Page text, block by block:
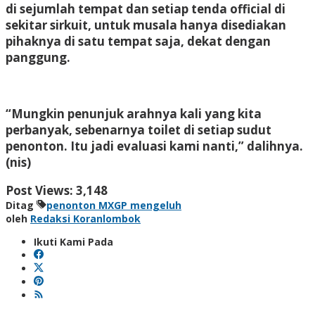
di sejumlah tempat dan setiap tenda official di
sekitar sirkuit, untuk musala hanya disediakan
pihaknya di satu tempat saja, dekat dengan
panggung.
“Mungkin penunjuk arahnya kali yang kita
perbanyak, sebenarnya toilet di setiap sudut
penonton. Itu jadi evaluasi kami nanti,” dalihnya.
(nis)
Post Views: 3,148
Ditag
penonton MXGP mengeluh
oleh Redaksi Koranlombok
Ikuti Kami Pada